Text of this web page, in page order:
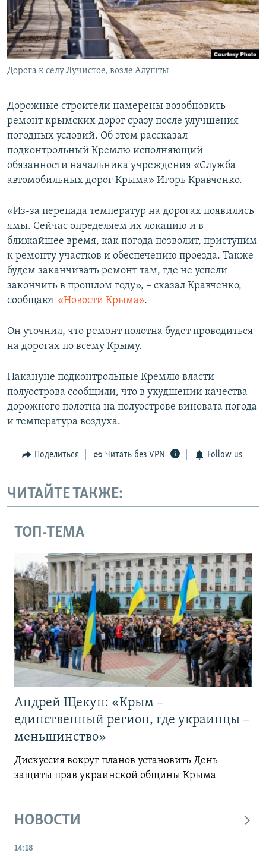
ПОБЕДИТЕЛЕЙ НЕ СУДЯТ?
КРЫМ.НЕПОКОРЕННЫЙ
ELIFBE
УКРАИНСКАЯ ПРОБЛЕМА КРЫМА
ПРИСОЕДИНЯЙТЕСЬ!
Дорога к селу Лучистое, возле Алушты
Дорожные строители намерены возобновить
ремонт крымских дорог сразу после улучшения
погодных условий. Об этом рассказал
подконтрольный Кремлю исполняющий
обязанности начальника учреждения «Служба
автомобильных дорог Крыма» Игорь Кравченко.
«Из-за перепада температур на дорогах появились
ямы. Сейчас определяем их локацию и в
ближайшее время, как погода позволит, приступим
к ремонту участков и обеспечению проезда. Также
будем заканчивать ремонт там, где не успели
закончить в прошлом году», – сказал Кравченко,
сообщают «Новости Крыма».
Он уточнил, что ремонт полотна будет проводиться
на дорогах по всему Крыму.
Накануне подконтрольные Кремлю власти
полуострова сообщили, что в ухудшении качества
дорожного полотна на полуострове виновата погода
и температура воздуха.
Поделиться Читать без VPN Follow us
ЧИТАЙТЕ ТАКЖЕ:
ТОП-ТЕМА
Андрей Щекун: «Крым –
единственный регион, где украинцы –
меньшинство»
Дискуссия вокруг планов установить День
защиты прав украинской общины Крыма
НОВОСТИ
14:18